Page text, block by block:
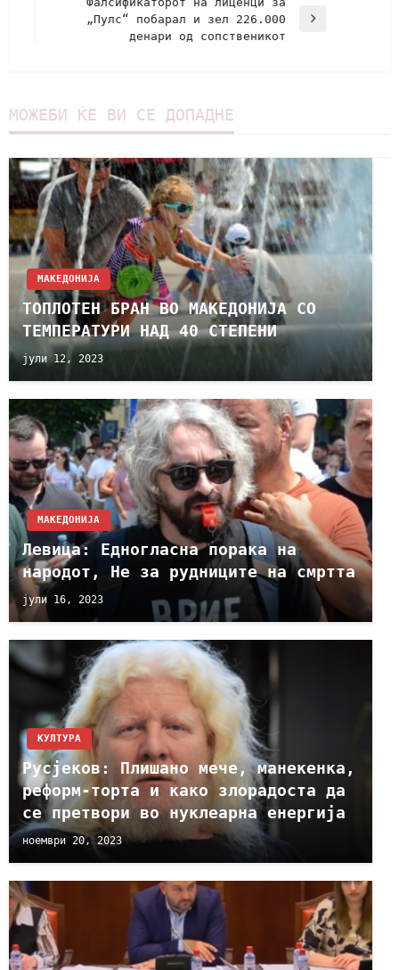
„Пулс“ побарал и зел 226.000
денари од сопственикот
МОЖЕБИ ЌЕ ВИ СЕ ДОПАДНЕ
МАКЕДОНИЈА
ТОПЛОТЕН БРАН ВО МАКЕДОНИЈА СО
ТЕМПЕРАТУРИ НАД 40 СТЕПЕНИ
јули 12, 2023
МАКЕДОНИЈА
Лeвица: Едногласна порака на
народот, Не за рудниците на смртта
јули 16, 2023
КУЛТУРА
Русјеков: Плишано мече, манекенка,
реформ-торта и како злорадоста да
се претвори во нуклеарна енергија
ноември 20, 2023